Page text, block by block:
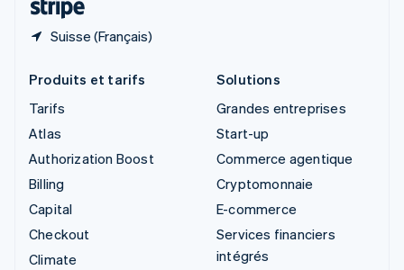
Suisse (Français)
Produits et tarifs
Tarifs
Atlas
Authorization Boost
Billing
Capital
Checkout
Climate
Solutions
Grandes entreprises
Start-up
Commerce agentique
Cryptomonnaie
E-commerce
Services financiers
intégrés